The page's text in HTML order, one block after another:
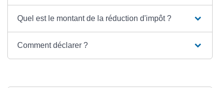
Quel est le montant de la réduction d'impôt ?
Comment déclarer ?